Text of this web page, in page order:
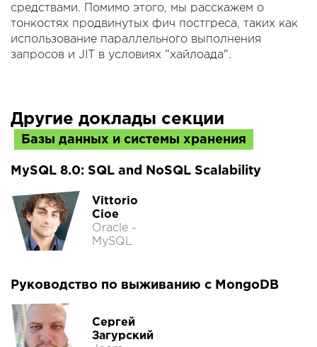
средствами. Помимо этого, мы расскажем о
тонкостях продвинутых фич постгреса, таких как
использование параллельного выполнения
запросов и JIT в условиях "хайлоада".
Другие доклады секции
Базы данных и системы хранения
MySQL 8.0: SQL and NoSQL Scalability
Vittorio
Cioe
Oracle -
MySQL
Руководство по выживанию с MongoDB
Сергей
Загурский